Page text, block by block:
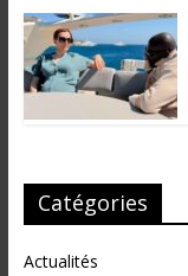
Catégories
Actualités